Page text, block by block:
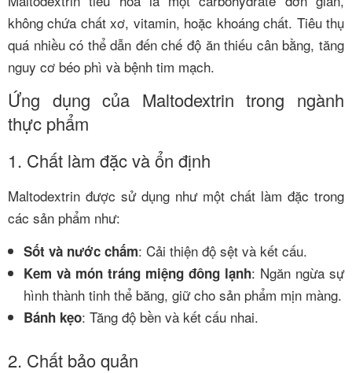
không chứa chất xơ, vitamin, hoặc khoáng chất. Tiêu thụ
quá nhiều có thể dẫn đến chế độ ăn thiếu cân bằng, tăng
nguy cơ béo phì và bệnh tim mạch.
Ứng dụng của Maltodextrin trong ngành
thực phẩm
1. Chất làm đặc và ổn định
Maltodextrin được sử dụng như một chất làm đặc trong
các sản phẩm như:
Sốt và nước chấm: Cải thiện độ sệt và kết cấu.
Kem và món tráng miệng đông lạnh: Ngăn ngừa sự
hình thành tinh thể băng, giữ cho sản phẩm mịn màng.
Bánh kẹo: Tăng độ bền và kết cấu nhai.
2. Chất bảo quản